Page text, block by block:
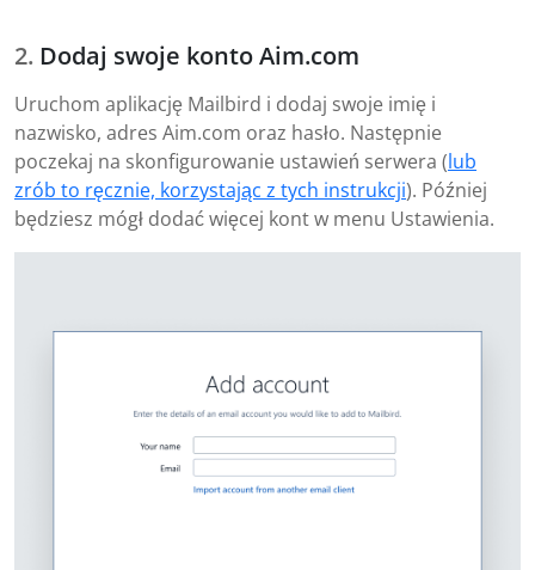
Dodaj swoje konto Aim.com
Uruchom aplikację Mailbird i dodaj swoje imię i
nazwisko, adres Aim.com oraz hasło. Następnie
poczekaj na skonfigurowanie ustawień serwera (lub
zrób to ręcznie, korzystając z tych instrukcji). Później
będziesz mógł dodać więcej kont w menu Ustawienia.